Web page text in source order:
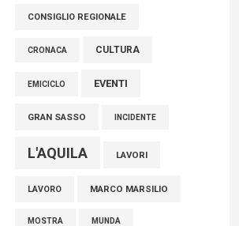
CONSIGLIO REGIONALE
CRONACA CULTURA
EMICICLO EVENTI
GRAN SASSO INCIDENTE
L'AQUILA LAVORI
LAVORO MARCO MARSILIO
MOSTRA MUNDA